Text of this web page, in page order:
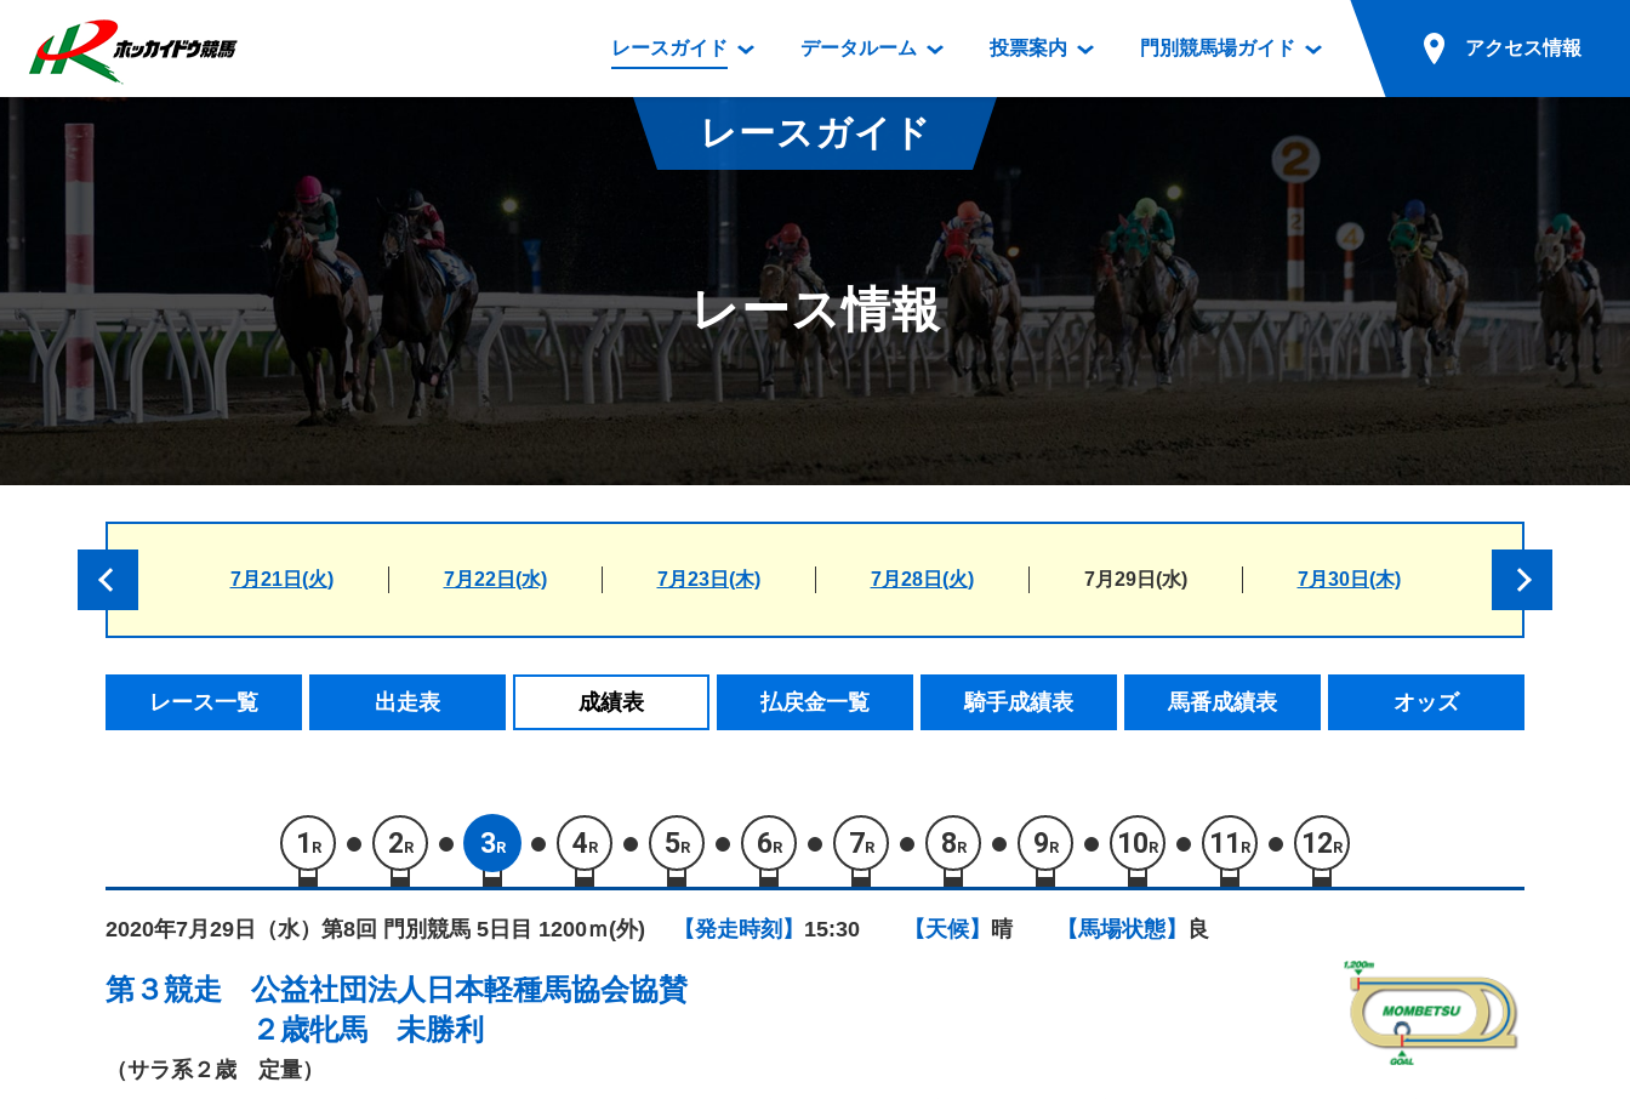
レースガイド
レース情報
払戻金一覧
騎手成績表
馬番成績表
オッズ
番組・級別表ダウンロード
開催カレンダー
重賞競走体系図
スタリオンシリーズ競走
道内の発売情報(PDF)
データルーム
データルーム
騎手・調教師紹介
坂路調教映像
遠征馬情報
番組編成要領
映像コンテンツ
重賞競走VTR
重賞競走参考VTR
レースダイジェスト
新馬ダイジェスト
投票案内
電話・インターネット投票
場外発売所
実況・テレホンサービス
発売・払戻
門別競馬場ガイド
門別競馬場情報
門別競馬場グルメ
とねっこジンギスカン
いずみ食堂
ルンビニフードカフェ
勝馬屋
アクセス情報
無料送迎バスでのご来場
公共の交通機関でのご来場
レースガイド
レース情報
7月21日(火) 7月22日(水) 7月23日(木) 7月28日(火) 7月29日(水) 7月30日(木)
レース一覧 出走表 成績表 払戻金一覧 騎手成績表 馬番成績表 オッズ
1 R 2R 3R 4R 5R 6R 7R 8R 9R 10R 11 R 12R
2020年7月29日（水） 第8回 門別競馬 5日目 1200ｍ(外) 【発走時刻】 15:30 【天候】 晴 【馬場状態】 良
第３競走 公益社団法人日本軽種馬協会協賛
２歳牝馬 未勝利
（サラ系２歳 定量）